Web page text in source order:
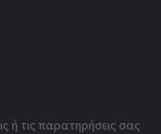
ή τις παρατηρήσεις σας